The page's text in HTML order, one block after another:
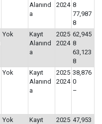
Alanınd
a
2024 8
77,987
8
Yok
Kayıt
Alanınd
a
2025
2024
62,945
8
63,123
8
Yok
Kayıt
Alanınd
a
2025
2024
38,876
0
–
Yok
Kayıt
2025 47,953